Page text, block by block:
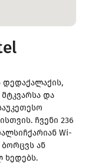
და
ჩვენი 236
Wi-
ან
ხედებს.